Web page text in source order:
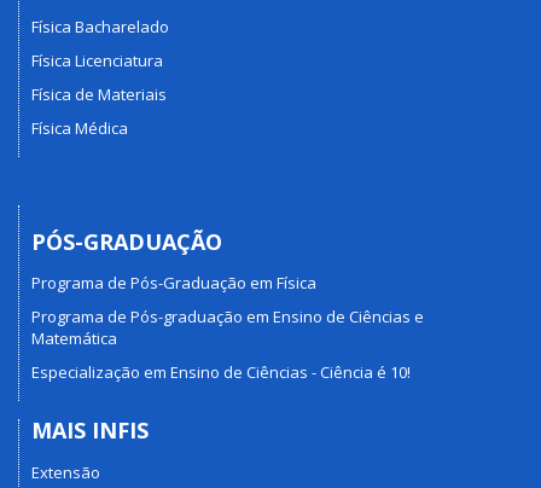
Física Bacharelado
Física Licenciatura
Física de Materiais
Física Médica
PÓS-GRADUAÇÃO
Programa de Pós-Graduação em Física
Programa de Pós-graduação em Ensino de Ciências e
Matemática
Especialização em Ensino de Ciências - Ciência é 10!
MAIS INFIS
Extensão